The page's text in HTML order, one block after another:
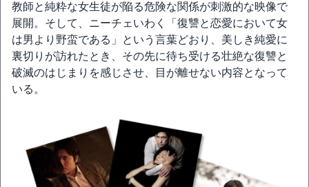
教師と純粋な女生徒が陥る危険な関係が刺激的な映像で
展開。そして、ニーチェいわく「復讐と恋愛において女
は男より野蛮である」という言葉どおり、美しき純愛に
裏切りが訪れたとき、その先に待ち受ける壮絶な復讐と
破滅のはじまりを感じさせ、目が離せない内容となって
いる。